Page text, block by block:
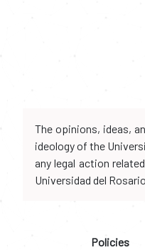
The opinions, ideas,
ideology of the
any legal action
Universidad del
Policies